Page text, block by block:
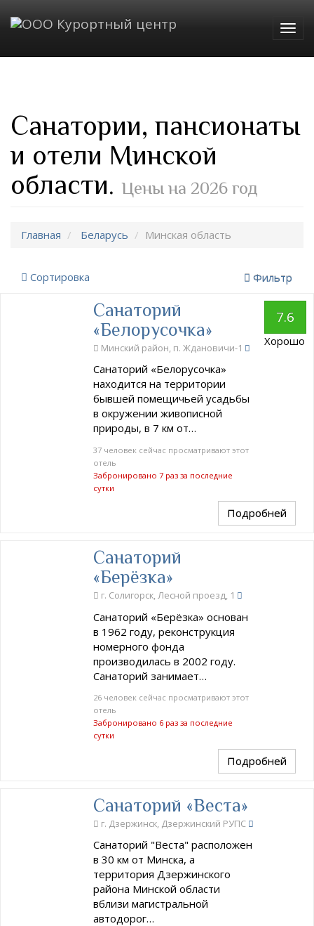
Санатории, пансионаты
и отели Минской
области. Цены на 2026 год
Главная Беларусь Минская область
Сортировка Фильтр
Санаторий
«Белорусочка»
Минский район, п. Ждановичи-1
Санаторий «Белорусочка»
находится на территории
бывшей помещичьей усадьбы
в окружении живописной
природы, в 7 км от…
37 человек сейчас просматривают этот
отель
Забронировано 7 раз за последние
сутки
7.6
Хорошо
Подробней
Санаторий
«Берёзка»
г. Солигорск, Лесной проезд, 1
Санаторий «Берёзка» основан
в 1962 году, реконструкция
номерного фонда
производилась в 2002 году.
Санаторий занимает…
26 человек сейчас просматривают этот
отель
Забронировано 6 раз за последние
сутки
Подробней
Санаторий «Веста»
г. Дзержинск, Дзержинский РУПС
Санаторий "Веста" расположен
в 30 км от Минска, а
территория Дзержинского
района Минской области
вблизи магистральной
автодорог…